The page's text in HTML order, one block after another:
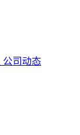
公司动态